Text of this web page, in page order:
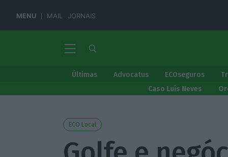
MENU MAIL JORNAIS
Últimas Advocatus ECOseguros
Caso Luís Neves
ECO Local